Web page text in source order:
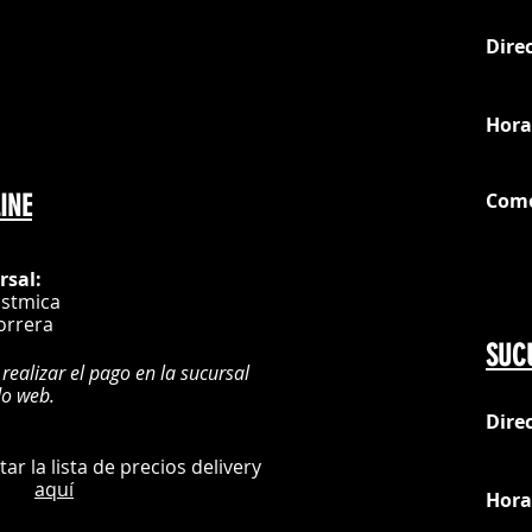
el pago en la sucursal
web.
la lista de precios delivery
aquí